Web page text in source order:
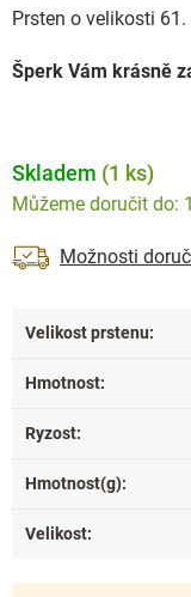
Prsten o velikosti 61.
Šperk Vám krásně
Skladem (1 ks)
Možnosti
Velikost prstenu:
Hmotnost:
Ryzost:
Hmotnost(g):
Velikost: